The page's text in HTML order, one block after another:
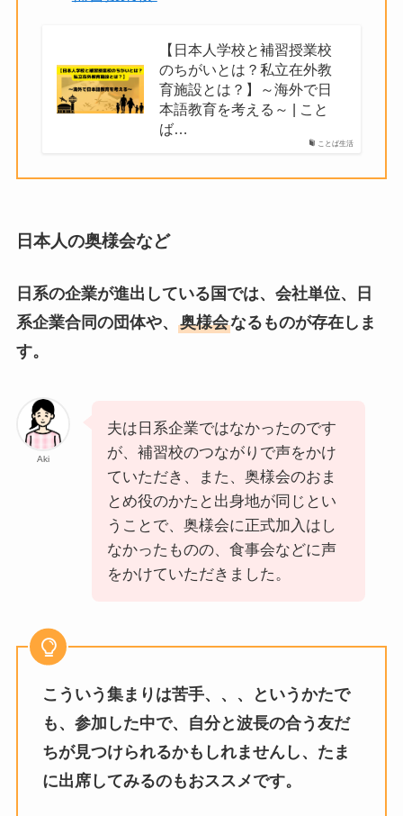
ことば生活
【日本人学校と補習授業校
のちがいとは？私立在外教
育施設とは？】～海外で日
本語教育を考える～ | こと
ば…
日本人の奥様会など
日系の企業が進出している国では、会社単位、日
系企業合同の団体や、 奥様会なるものが存在しま
す。
Aki
夫は日系企業ではなかったのです
が、補習校のつながりで声をかけ
ていただき、また、奥様会のおま
とめ役のかたと出身地が同じとい
うことで、奥様会に正式加入はし
なかったものの、食事会などに声
をかけていただきました。
こういう集まりは苦手、、、というかたで
も、参加した中で、自分と波長の合う友だ
ちが見つけられるかもしれませんし、たま
に出席してみるのもおススメです。